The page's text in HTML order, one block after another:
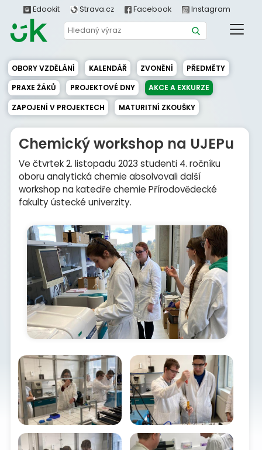
Edookit Strava.cz Facebook Instagram
OBORY VZDĚLÁNÍ KALENDÁŘ ZVONĚNÍ
PŘEDMĚTY
PRAXE ŽÁKŮ
PROJEKTOVÉ DNY
AKCE A EXKURZE
ZAPOJENÍ V PROJEKTECH
MATURITNÍ ZKOUŠKY
Chemický workshop na UJEPu
Ve čtvrtek 2. listopadu 2023 studenti 4. ročníku
oboru analytická chemie absolvovali další
workshop na katedře chemie Přírodovědecké
fakulty ústecké univerzity.